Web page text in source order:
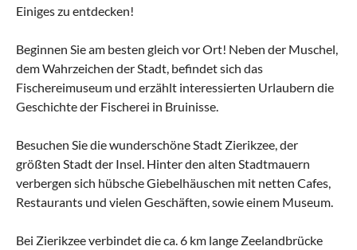
Einiges zu entdecken!
Beginnen Sie am besten gleich vor Ort! Neben der Muschel,
dem Wahrzeichen der Stadt, befindet sich das
Fischereimuseum und erzählt interessierten Urlaubern die
Geschichte der Fischerei in Bruinisse.
Besuchen Sie die wunderschöne Stadt Zierikzee, der
größten Stadt der Insel. Hinter den alten Stadtmauern
verbergen sich hübsche Giebelhäuschen mit netten Cafes,
Restaurants und vielen Geschäften, sowie einem Museum.
Bei Zierikzee verbindet die ca. 6 km lange Zeelandbrücke